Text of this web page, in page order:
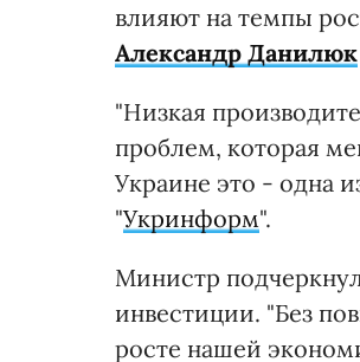
влияют на темпы
Александр Данилюк
"Низкая
проблем, которая
Украине это - одна
"Укринформ".
Министр
инвестиции. "Без
росте нашей